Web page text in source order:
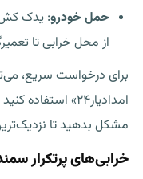
حمل خودرو:یدک
از محل خرابی تا
برای درخواست سریع،
امدادیار۲۴»
مشکل بدهید تا
خرابی‌های پرتکرار